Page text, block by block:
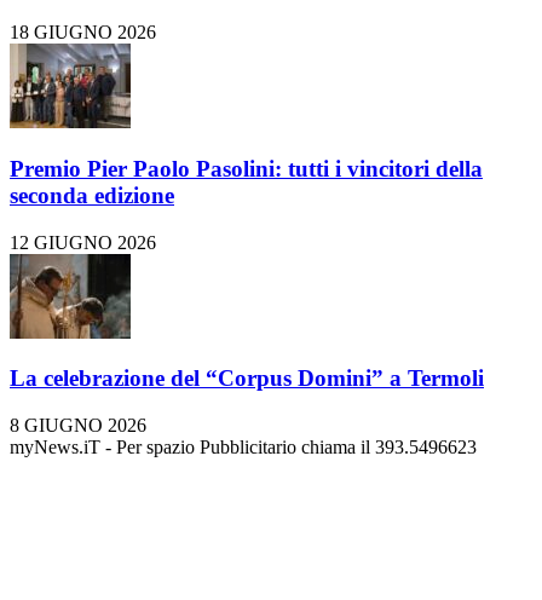
18 GIUGNO 2026
Premio Pier Paolo Pasolini: tutti i vincitori della
seconda edizione
12 GIUGNO 2026
La celebrazione del “Corpus Domini” a Termoli
8 GIUGNO 2026
myNews.iT - Per spazio Pubblicitario chiama il 393.5496623